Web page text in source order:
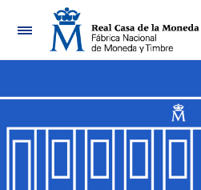
Navegación
Mostrar/Ocultar